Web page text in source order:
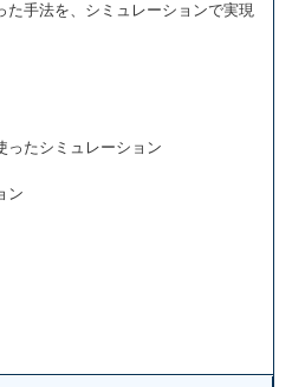
法を、シミュレーションで実現
たシミュレーション
ン